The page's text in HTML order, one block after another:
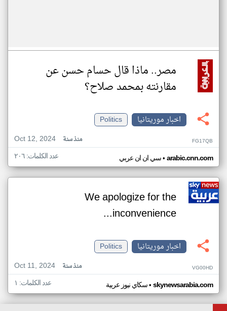
مصر.. ماذا قال حسام حسن عن
مقارنته بمحمد صلاح؟
اخبار موريتانيا
Politics
Oct 12, 2024
منذ سنة FG17QB
سي ان ان عربي• arabic.cnn.com عدد الكلمات: ٢٠٦
We apologize for the
inconvenience...
اخبار موريتانيا
Politics
Oct 11, 2024
منذ سنة VG00HD
سكاي نيوز عربية• skynewsarabia.com عدد الكلمات: ١